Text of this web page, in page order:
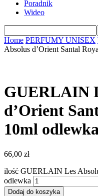
Poradnik
Wideo
Home PERFUMY UNISEX
Absolus d’Orient Santal
GUERLAIN
d’Orient
10ml
66,00 zł
ilość GUERLAIN Les
odlewka
Dodaj do koszyka